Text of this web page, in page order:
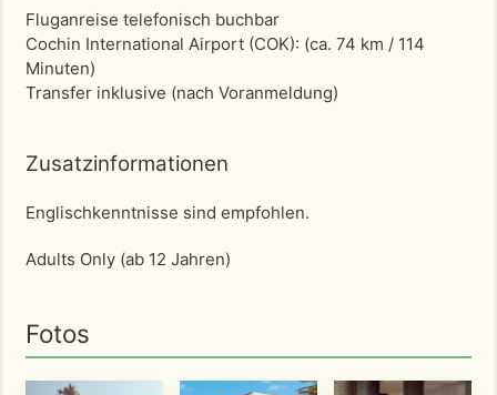
Fluganreise telefonisch buchbar
Cochin International Airport (COK): (ca. 74 km / 114
Minuten)
Transfer inklusive (nach Voranmeldung)
Zusatzinformationen
Englischkenntnisse sind empfohlen.
Adults Only (ab 12 Jahren)
Fotos